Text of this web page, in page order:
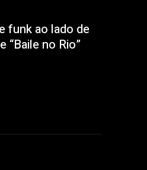
funk ao lado de
“Baile no Rio”